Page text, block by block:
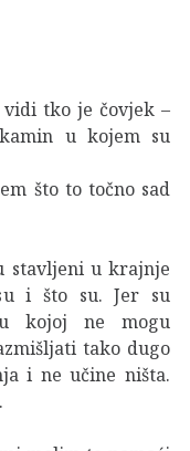
tko je čovjek –
u kojem su
što to točno sad
u krajnje
i što su. Jer su
kojoj ne mogu
tako dugo
i ne učine ništa.